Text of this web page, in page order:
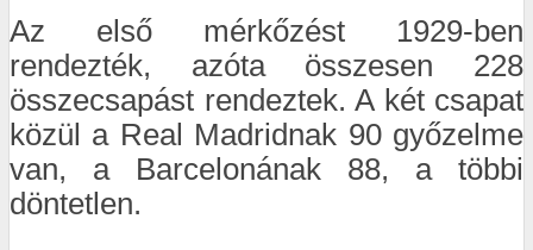
Az első mérkőzést 1929-ben
rendezték, azóta összesen 228
összecsapást rendeztek. A két csapat
közül a Real Madridnak 90 győzelme
van, a Barcelonának 88, a többi
döntetlen.